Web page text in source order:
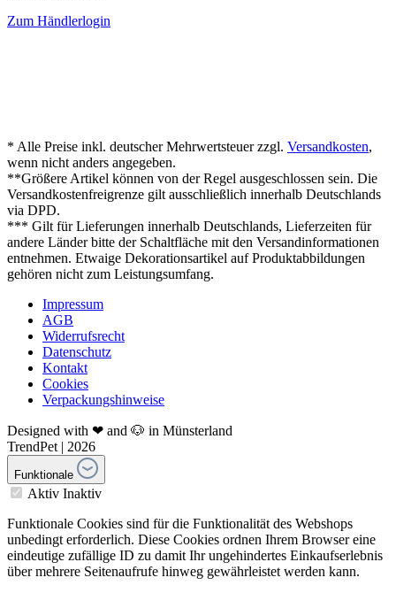
Zum Händlerlogin
* Alle Preise inkl. deutscher Mehrwertsteuer zzgl. Versandkosten,
wenn nicht anders angegeben.
**Größere Artikel können von der Regel ausgeschlossen sein. Die
Versandkostenfreigrenze gilt ausschließlich innerhalb Deutschlands
via DPD.
*** Gilt für Lieferungen innerhalb Deutschlands, Lieferzeiten für
andere Länder bitte der Schaltfläche mit den Versandinformationen
entnehmen. Etwaige Dekorationsartikel auf Produktabbildungen
gehören nicht zum Leistungsumfang.
Impressum
AGB
Widerrufsrecht
Datenschutz
Kontakt
Cookies
Verpackungshinweise
Designed with ❤ and 🐶 in Münsterland
TrendPet | 2026
Funktionale
Aktiv Inaktiv
Funktionale Cookies sind für die Funktionalität des Webshops
unbedingt erforderlich. Diese Cookies ordnen Ihrem Browser eine
eindeutige zufällige ID zu damit Ihr ungehindertes Einkaufserlebnis
über mehrere Seitenaufrufe hinweg gewährleistet werden kann.